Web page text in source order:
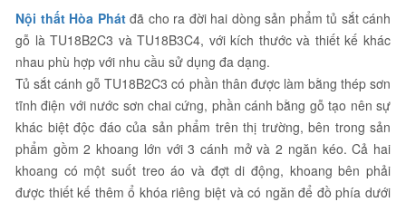
Nội thất Hòa Phátđã cho ra đời hai dòng sản phẩm tủ sắt cánh
gỗ là TU18B2C3 và TU18B3C4, với kích thước và thiết kế khác
nhau phù hợp với nhu cầu sử dụng đa dạng.
Tủ sắt cánh gỗ TU18B2C3 có phần thân được làm bằng thép sơn
tĩnh điện với nước sơn chai cứng, phần cánh bằng gỗ tạo nên sự
khác biệt độc đáo của sản phẩm trên thị trường, bên trong sản
phẩm gồm 2 khoang lớn với 3 cánh mở và 2 ngăn kéo. Cả hai
khoang có một suốt treo áo và đợt di động, khoang bên phải
được thiết kế thêm ổ khóa riêng biệt và có ngăn để đồ phía dưới